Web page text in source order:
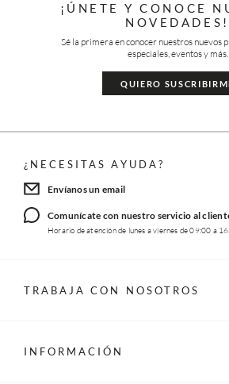
¡ÚNETE Y CONOCE
NOVEDADES!
Sé la primera en conocer nuestros nuevos
especiales, eventos y más.
QUIERO
¿NECESITAS AYUDA?
Envíanos un email
Comunícate con nuestro servicio al
Horario de atención de lunes a viernes de 09:00 a
TRABAJA CON NOSOTROS
INFORMACIÓN